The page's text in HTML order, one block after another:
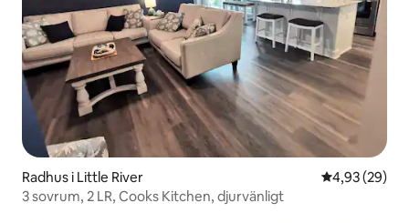
Radhus i Little River 4,93 av 5 i
4,93 (29)
3 sovrum, 2 LR, Cooks Kitchen, djurvänligt